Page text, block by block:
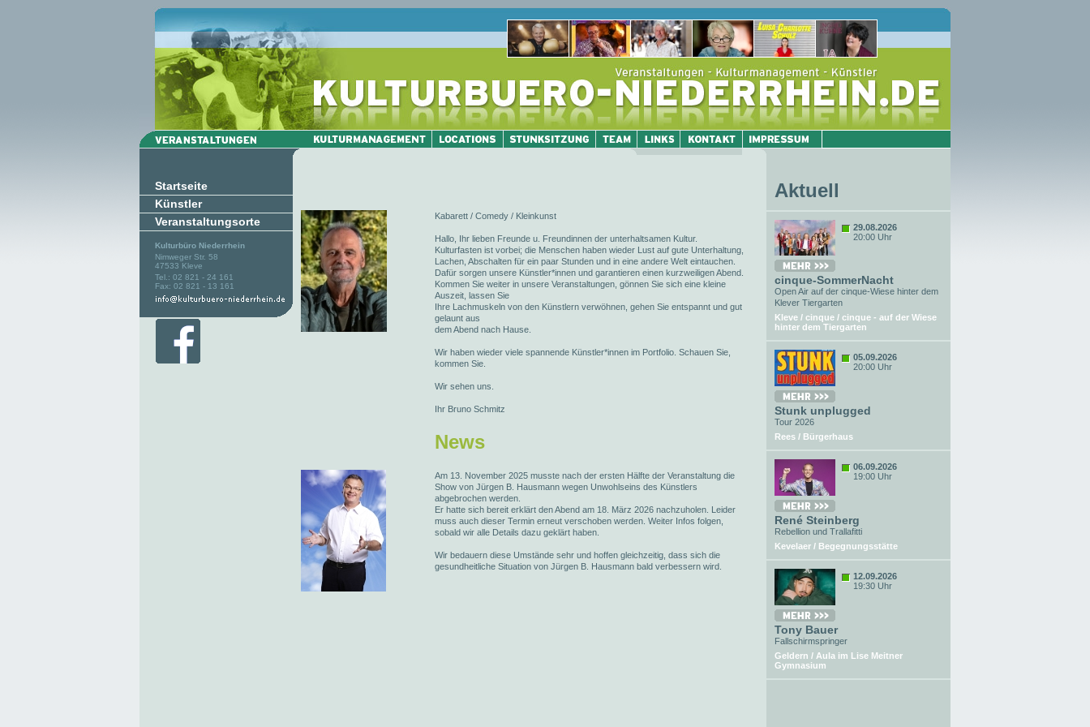
Startseite
Künstler
Veranstaltungsorte
Kulturbüro Niederrhein
Nimweger Str. 58
47533 Kleve
Tel.: 02 821 - 24 161
Fax: 02 821 - 13 161
Kabarett / Comedy / Kleinkunst
Hallo, Ihr lieben Freunde u. Freundinnen der unterhaltsamen Kultur.
Kulturfasten ist vorbei; die Menschen haben wieder Lust auf gute Unterhaltung,
Lachen, Abschalten für ein paar Stunden und in eine andere Welt eintauchen.
Dafür sorgen unsere Künstler*innen und garantieren einen kurzweiligen Abend.
Kommen Sie weiter in unsere Veranstaltungen, gönnen Sie sich eine kleine
Auszeit, lassen Sie
Ihre Lachmuskeln von den Künstlern verwöhnen, gehen Sie entspannt und gut
gelaunt aus
dem Abend nach Hause.
Wir haben wieder viele spannende Künstler*innen im Portfolio. Schauen Sie,
kommen Sie.
Wir sehen uns.
Ihr Bruno Schmitz
News
Am 13. November 2025 musste nach der ersten Hälfte der Veranstaltung die
Show von Jürgen B. Hausmann wegen Unwohlseins des Künstlers
abgebrochen werden.
Er hatte sich bereit erklärt den Abend am 18. März 2026 nachzuholen. Leider
muss auch dieser Termin erneut verschoben werden. Weiter Infos folgen,
sobald wir alle Details dazu geklärt haben.
Wir bedauern diese Umstände sehr und hoffen gleichzeitig, dass sich die
gesundheitliche Situation von Jürgen B. Hausmann bald verbessern wird.
Aktuell
29.08.2026
20:00 Uhr
cinque-SommerNacht
Open Air auf der cinque-Wiese hinter dem
Klever Tiergarten
Kleve / cinque / cinque - auf der Wiese
hinter dem Tiergarten
05.09.2026
20:00 Uhr
Stunk unplugged
Tour 2026
Rees / Bürgerhaus
06.09.2026
19:00 Uhr
René Steinberg
Rebellion und Trallafitti
Kevelaer / Begegnungsstätte
12.09.2026
19:30 Uhr
Tony Bauer
Fallschirmspringer
Geldern / Aula im Lise Meitner
Gymnasium